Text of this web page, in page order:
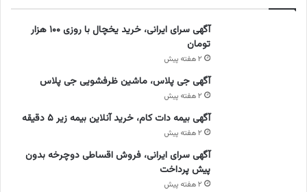
آگهی سرای ایرانی، خرید یخچال با روزی ۱۰۰ هزار
تومان
۲ هفته پیش
آگهی جی پلاس، ماشین ظرفشویی جی پلاس
۲ هفته پیش
آگهی بیمه دات کام، خرید آنلاین بیمه زیر ۵ دقیقه
۲ هفته پیش
آگهی سرای ایرانی، فروش اقساطی دوچرخه بدون
پیش پرداخت
۲ هفته پیش